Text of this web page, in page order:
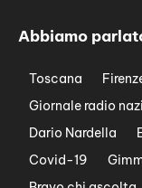
Abbiamo
Toscana
Giornale radio
Dario Nardella
Covid-19